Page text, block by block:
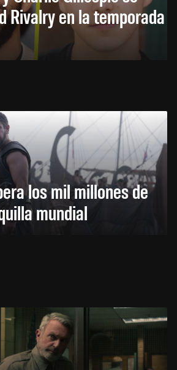
Rivalry en la temporada
los mil millones de
mundial